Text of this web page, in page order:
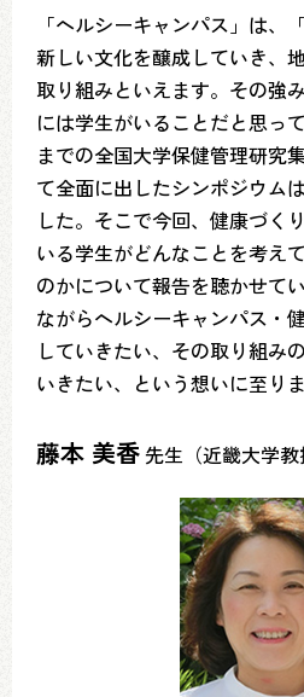
「ヘルシーキャンパス」は、
新しい文化を醸成していき、
取り組みといえます。その強
には学生がいることだと思っ
までの全国大学保健管理研究
て全面に出したシンポジウム
した。そこで今回、健康づく
いる学生がどんなことを考え
のかについて報告を聴かせて
ながらヘルシーキャンパス・
していきたい、その取り組み
いきたい、という想いに至りま
藤本 美香先生（近畿大学教